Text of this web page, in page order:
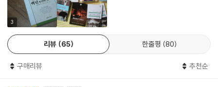
대 금화 세닢을 받고 말았다. 우르술라는 속이 상해 울었다. 그 돈은 그녀
아버지가 궁핍하게 살면서 평생에 걸쳐 모은 것으로, 좋은 기회가 오면 투
자하기 위해 침대 밑에 숨겨두었던 궤짝에 든 금화들 가운데 일부였던 것
이다.
--- p.
더욱이 정치적인 차원에서도 <백년 동안의 고독>은 콜롬비아가 직면하고
있는 구체적인 사회적 현실을 여실히 보여준다. 자본주의가 본질적으로 도
입되기 전까지만 하더라도 마콘도 마을은 목가적인 낙원과 같은 평화스러
운 마을이었다. 그러나 미국의 자본주의가 들어오면서부터 평화스럽기 그
다.
3
리뷰 65 한줄평 80
구매리뷰 추천순